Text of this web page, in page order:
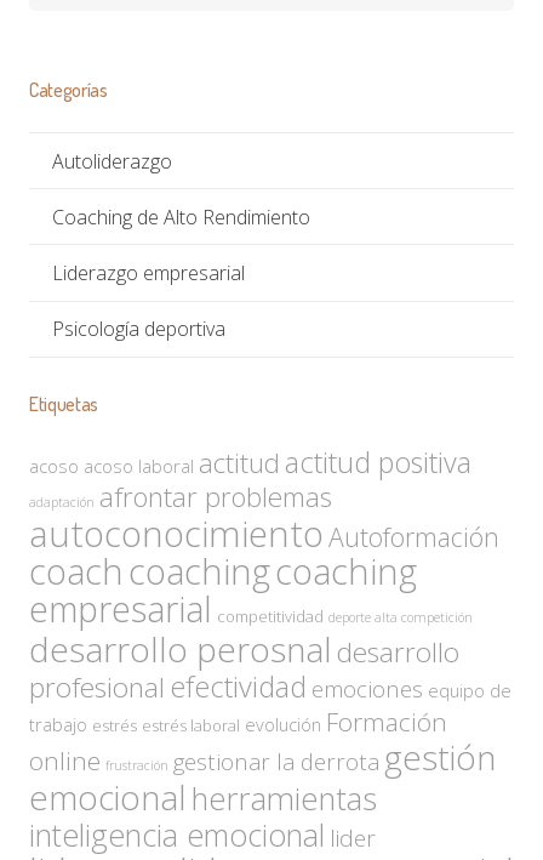
Categorías
Autoliderazgo
Coaching de Alto Rendimiento
Liderazgo empresarial
Psicología deportiva
Etiquetas
acoso acoso laboral actitud actitud positiva
adaptación afrontar problemas
autoconocimiento Autoformación
coach coachingcoaching
empresarial competitividad deporte alta competición
desarrollo perosnal desarrollo
profesional efectividad emociones equipo de
trabajo estrés estrés laboral evolución Formación
online frustración gestionar la derrota gestión
emocional herramientas
inteligencia emocional lider